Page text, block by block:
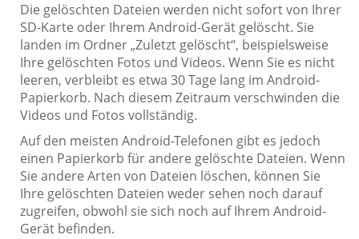
Die gelöschten Dateien werden nicht sofort von Ihrer
SD-Karte oder Ihrem Android-Gerät gelöscht. Sie
landen im Ordner „Zuletzt gelöscht“, beispielsweise
Ihre gelöschten Fotos und Videos. Wenn Sie es nicht
leeren, verbleibt es etwa 30 Tage lang im Android-
Papierkorb. Nach diesem Zeitraum verschwinden die
Videos und Fotos vollständig.
Auf den meisten Android-Telefonen gibt es jedoch
einen Papierkorb für andere gelöschte Dateien. Wenn
Sie andere Arten von Dateien löschen, können Sie
Ihre gelöschten Dateien weder sehen noch darauf
zugreifen, obwohl sie sich noch auf Ihrem Android-
Gerät befinden.